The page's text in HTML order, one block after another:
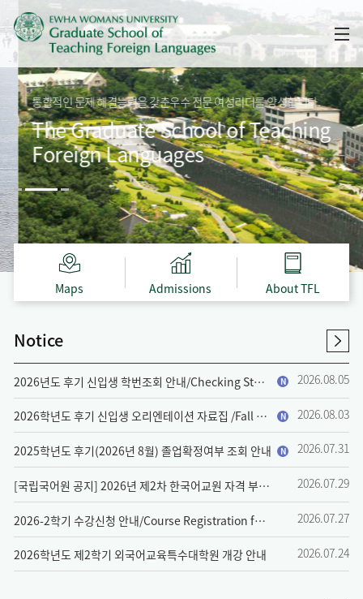
통합적인 문제 해결능력을 갖춘우수 전문 여성리더를 양성합니다.
The Graduate School of Teaching
Foreign Languages
Maps Admissions About TFL
Notice
2026년도 후기 신입생 학번조회 안내/Checking Student number for Fall 2026 Freshman N 2026.08.05
2026학년도 후기 신입생 오리엔테이션 자료집 /Fall 2026 Handbook for New Students N 2026.08.03
2025학년도 후기(2026년 8월) 졸업확정여부 조회 안내 N 2026.07.31
[국립국어원 공지] 2026년 제2차 한국어교원 자격 부여(개인 자격 심사) 안내 2026.07.29
2026-2학기 수강신청 안내/Course Registration for Fall 2026 2026.07.27
2026학년도 제2학기 외국어교육특수대학원 개강 안내 2026.07.24